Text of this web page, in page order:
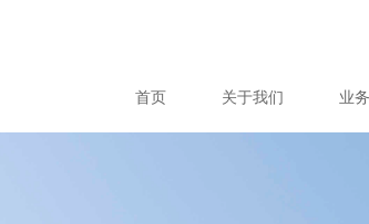
首页 关于我们 业